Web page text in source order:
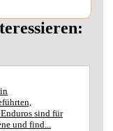
sind für
und find...